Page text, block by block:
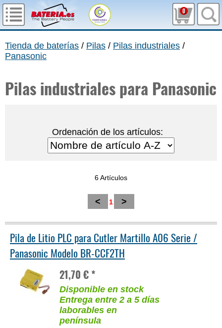
0
Tienda de baterías / Pilas / Pilas industriales /
Panasonic
Pilas industriales para Panasonic
Ordenación de los artículos:
6 Artículos
< 1 >
Pila de Litio PLC para Cutler Martillo A06 Serie /
Panasonic Modelo BR-CCF2TH
21,70 € *
Disponible en stock
Entrega entre 2 a 5 días
laborables en
península